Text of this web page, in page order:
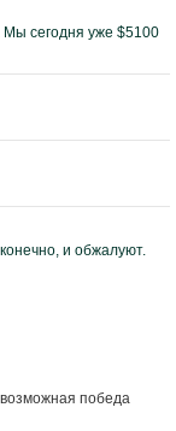
Мы сегодня уже $5100
и обжалуют.
победа